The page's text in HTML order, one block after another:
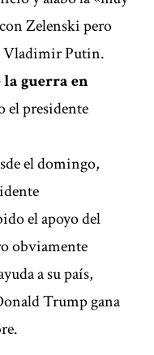
Zelenski pero
Vladimir Putin.
la guerra en
el presidente
el domingo,
el apoyo del
obviamente
a su país,
Trump gana